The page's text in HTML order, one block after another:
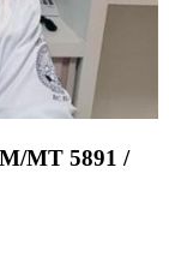
MT 5891 /